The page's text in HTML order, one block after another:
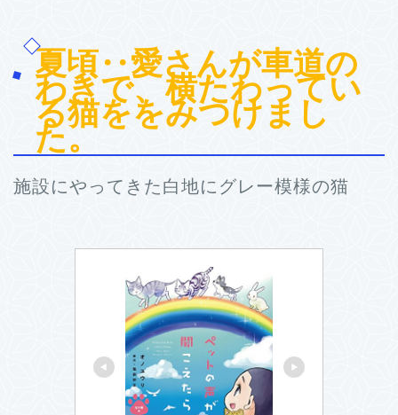
夏頃‥愛さんが車道の
わきで、横たわってい
る猫ををみつけまし
た。
施設にやってきた白地にグレー模様の猫